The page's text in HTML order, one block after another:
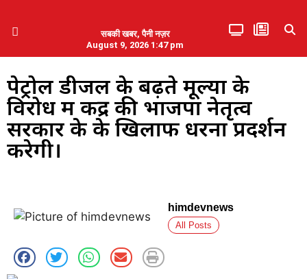
सबकी खबर, पैनी नज़र
August 9, 2026 1:47 pm
पेट्रोल डीजल के बढ़ते मूल्यों के
विरोध में केंद्र की भाजपा नेतृत्व
सरकार के के खिलाफ धरना प्रदर्शन
करेगी।
himdevnews
All Posts